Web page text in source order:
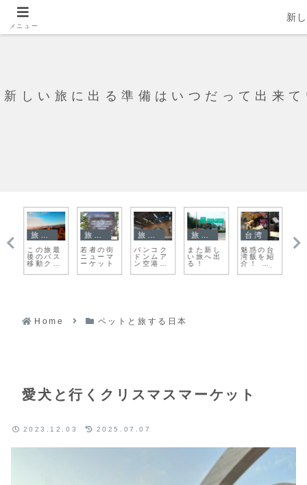
新しい旅に出る準備はいつだって出来
この旅最
後のバス
移動クス
コからリ
マ
若者の街
ニューマ
ーケット
バンコク
ドンムア
ン空港で
WiFiと旅
また新し
い旅へ出
る！
台湾
魅惑の台
湾飯を紹
介！ ス
イーツ編
平
Home ペットと旅する日本
愛犬と行くクリスマスマーケット
2023.12.03 2025.07.07
メニュー
新